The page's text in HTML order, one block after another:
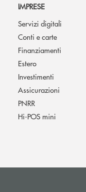
IMPRESE
Servizi digitali
Conti e carte
Finanziamenti
Estero
Investimenti
Assicurazioni
PNRR
Hi-POS mini